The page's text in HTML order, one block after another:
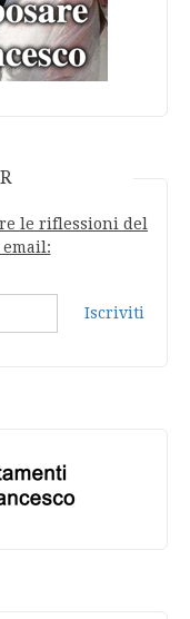
le riflessioni del
Iscriviti